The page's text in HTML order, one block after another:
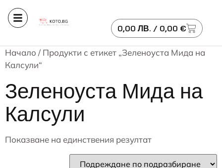
0,00 ЛВ. / 0,00 €
Начало / Продукти с етикет „Зеленоуста Мида на
Калсули“
Зеленоуста Мида на
Калсули
Показване на единствения резултат